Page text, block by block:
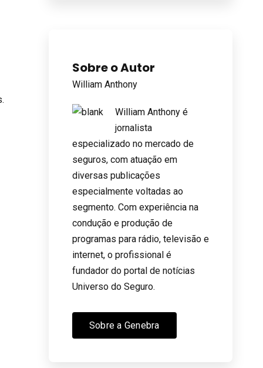
Sobre o Autor
William Anthony
William Anthony é
jornalista
especializado no mercado de
seguros, com atuação em
diversas publicações
especialmente voltadas ao
segmento. Com experiência na
condução e produção de
programas para rádio, televisão e
internet, o profissional é
fundador do portal de notícias
Universo do Seguro.
Sobre a Genebra